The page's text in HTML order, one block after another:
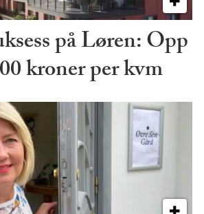
på Løren: Opp
kroner per kvm